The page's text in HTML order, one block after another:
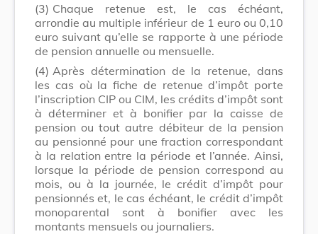
(3) Chaque retenue est, le cas échéant,
arrondie au multiple inférieur de 1 euro ou 0,10
euro suivant qu’elle se rapporte à une période
de pension annuelle ou mensuelle.
(4) Après détermination de la retenue, dans
les cas où la fiche de retenue d’impôt porte
l’inscription CIP ou CIM, les crédits d’impôt sont
à déterminer et à bonifier par la caisse de
pension ou tout autre débiteur de la pension
au pensionné pour une fraction correspondant
à la relation entre la période et l’année. Ainsi,
lorsque la période de pension correspond au
mois, ou à la journée, le crédit d’impôt pour
pensionnés et, le cas échéant, le crédit d’impôt
monoparental sont à bonifier avec les
montants mensuels ou journaliers.